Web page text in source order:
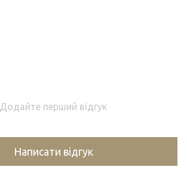
Додайте перший відгук
Написати відгук